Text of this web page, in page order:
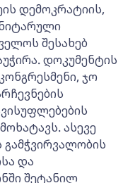
დემოკრატიის,
შესახებ
დოკუმენტის
ჯო
ასევე
გამჭვირვალობის
და
შეტანილ